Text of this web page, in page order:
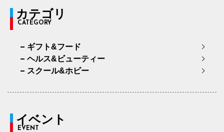
カテゴリ
CATEGORY
ギフト&フード
ヘルス&ビューティー
スクール&ホビー
イベント
EVENT